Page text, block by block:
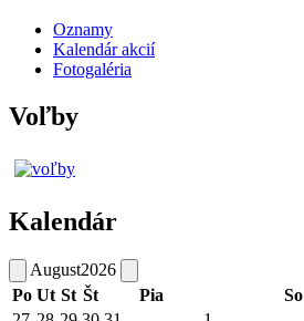
Oznamy
Kalendár akcií
Fotogaléria
Voľby
Kalendár
August2026
Po Ut St Št Pia So